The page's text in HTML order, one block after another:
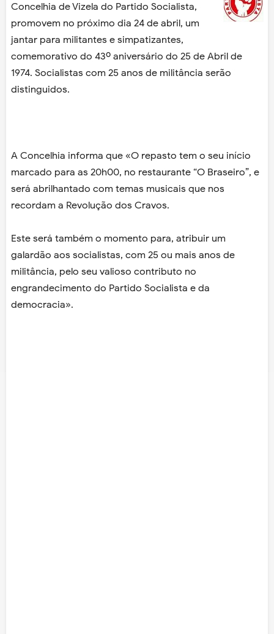
Concelhia de Vizela do Partido Socialista,
promovem no próximo dia 24 de abril, um
jantar para militantes e simpatizantes,
comemorativo do 43º aniversário do 25 de Abril de
1974. Socialistas com 25 anos de militância serão
distinguidos.
A Concelhia informa que «O repasto tem o seu início
marcado para as 20h00, no restaurante “O Braseiro”, e
será abrilhantado com temas musicais que nos
recordam a Revolução dos Cravos.
Este será também o momento para, atribuir um
galardão aos socialistas, com 25 ou mais anos de
militância, pelo seu valioso contributo no
engrandecimento do Partido Socialista e da
democracia».